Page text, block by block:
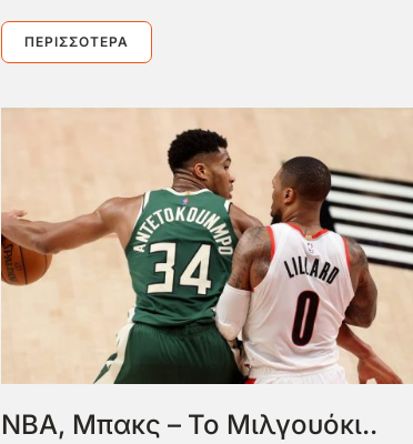
ΠΕΡΙΣΣΌΤΕΡΑ
ΝΒΑ, Μπακς – Το Μιλγουόκι..